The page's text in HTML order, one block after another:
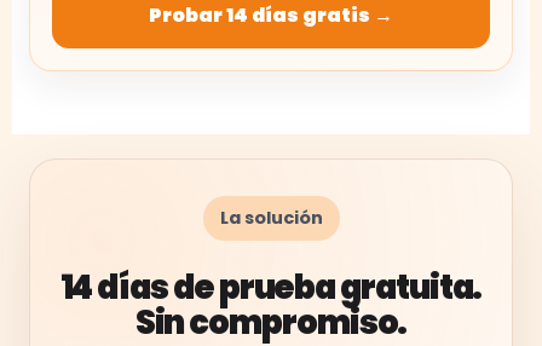
Probar 14 días gratis →
La solución
14 días de prueba gratuita.
Sin compromiso.